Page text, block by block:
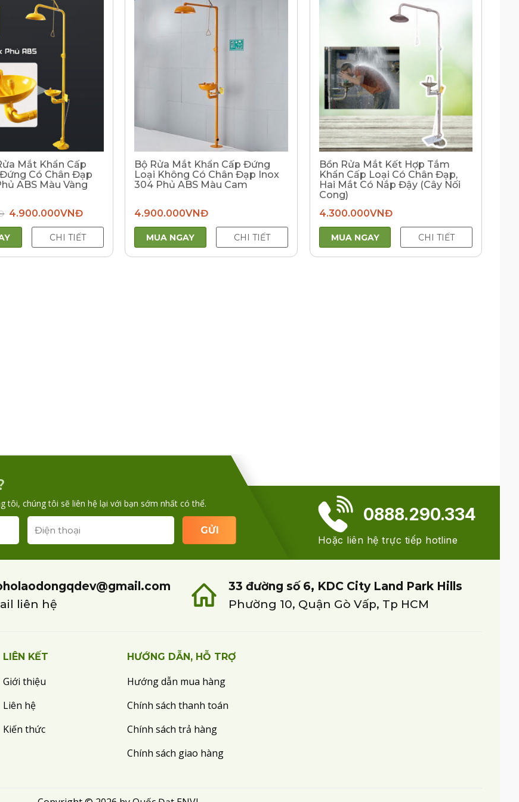
Mắt Khẩn Cấp
Có Chân Đạp
ABS Màu Vàng
Giá
gốc
là:
5.900.000VNĐ.
4.900.000VNĐGiá
tại
là:
4.900.000VNĐ.
CHI TIẾT
Bộ Rửa Mắt Khẩn Cấp Đứng
Loại Không Có Chân Đạp Inox
304 Phủ ABS Màu Cam
4.900.000VNĐ
MUA NGAY CHI TIẾT
Bồn Rửa Mắt Kết Hợp Tắm
Khẩn Cấp Loại Có Chân Đạp,
Hai Mắt Có Nắp Đậy (Cây Nối
Cong)
4.300.000VNĐ
MUA NGAY CHI TIẾT
tôi, chúng tôi sẽ liên hệ lại với bạn sớm nhất có thể.
0888.290.334
Hoặc liên hệ trực tiếp hotline
liên hệ
33 đường số 6, KDC City Land Park Hills
Phường 10, Quận Gò Vấp, Tp HCM
LIÊN KẾT
Giới thiệu
Liên hệ
Kiến thức
HƯỚNG DẪN, HỖ TRỢ
Hướng dẫn mua hàng
Chính sách thanh toán
Chính sách trả hàng
Chính sách giao hàng